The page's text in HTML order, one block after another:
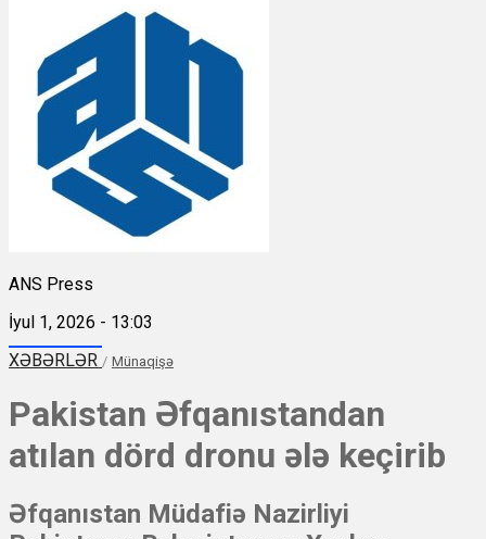
ANS Press
İyul 1, 2026 - 13:03
XƏBƏRLƏR / Münaqişə
Pakistan Əfqanıstandan
atılan dörd dronu ələ keçirib
Əfqanıstan Müdafiə Nazirliyi